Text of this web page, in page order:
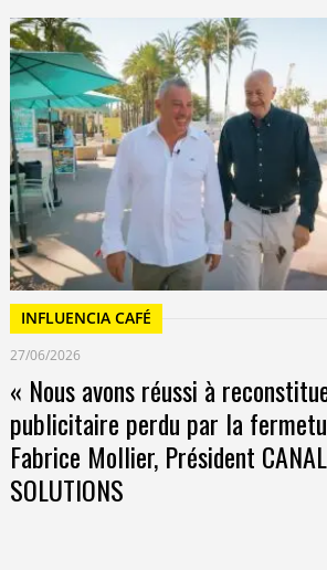
épisode du podcast
INFLUENCIA CAFÉ
27/06/2026
« Nous avons réussi à
publicitaire perdu par la
Fabrice Mollier, Président
SOLUTIONS